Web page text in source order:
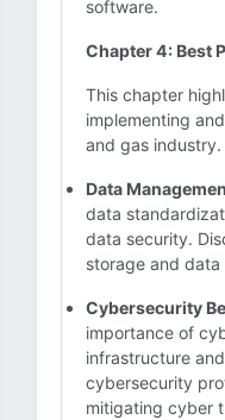
software.
Chapter 4: Best
This chapter
implementing
and gas industry.
Data
data
data security.
storage and
Cybersecurity
importance of
infrastructure
cybersecurity
mitigating cyber